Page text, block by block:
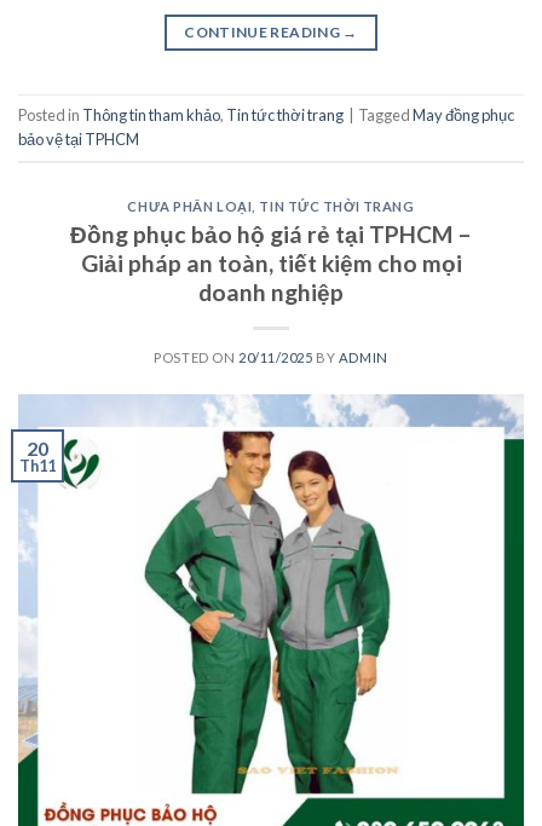
CONTINUE READING →
Posted in Thông tin tham khảo, Tin tức thời trang TaggedMay đồng phục
bảo vệ tại TPHCM
CHƯA PHÂN LOẠI TIN TỨC THỜI TRANG
Đồng phục bảo hộ giá rẻ tại TPHCM –
Giải pháp an toàn, tiết kiệm cho mọi
doanh nghiệp
POSTED ON 20/11/2025 BY ADMIN
20
Th11